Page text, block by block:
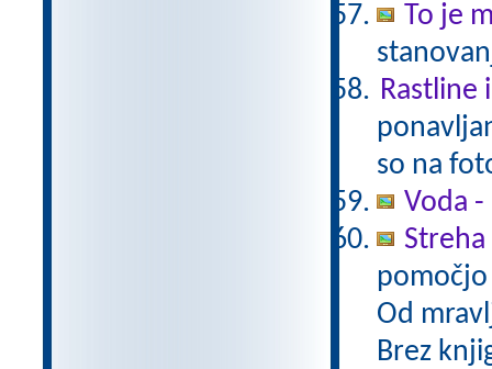
To je
Rastline
so na
Voda
Od
Brez